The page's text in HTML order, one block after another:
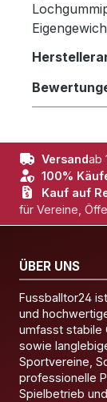
Versandab
100%
Kauf auf
für Vereine,
ÜBER UNS
Fussballtor24
und
umfasst stabile
sowie
Sportvereine,
professionelle
Spielbetrieb